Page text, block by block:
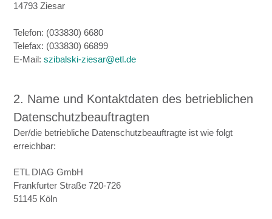
14793 Ziesar
Telefon: (033830) 6680
Telefax: (033830) 66899
E-Mail: szibalski-ziesar@etl.de
2. Name und Kontaktdaten des betrieblichen
Datenschutzbeauftragten
Der/die betriebliche Datenschutzbeauftragte ist wie folgt
erreichbar:
ETL DIAG GmbH
Frankfurter Straße 720-726
51145 Köln